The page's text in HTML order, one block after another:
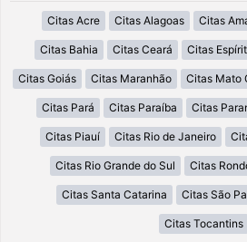
Citas Acre Citas Alagoas Citas
Citas Bahia Citas Ceará Citas
Citas Goiás Citas Maranhão Citas Mato
Citas Pará Citas Paraíba Citas
Citas Piauí Citas Rio de Janeiro
Citas Rio Grande do Sul Citas
Citas Santa Catarina Citas São
Citas Tocantins